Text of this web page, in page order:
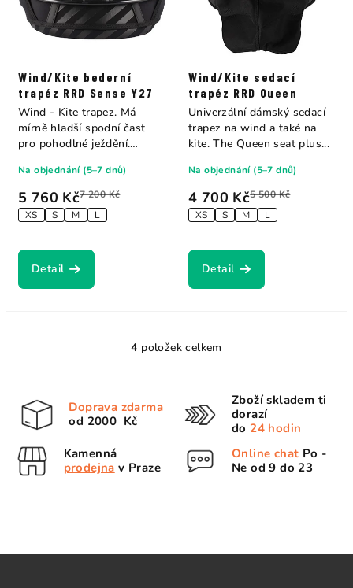
Wind/Kite bederní
trapéz RRD Sense Y27
5 760 Kč7 200 Kč
XS
S M L
Na objednání (5–7 dnů)
Detail
Wind - Kite trapez. Má
mírně hladší spodní čast
pro pohodlné ježdění.
Wind/Kite sedací
trapéz RRD Queen
4 700 Kč5 500 Kč
XS
S M L
Na objednání (5–7 dnů)
Detail
Univerzální dámský sedací
trapez na wind a také na
kite. The Queen seat plus...
O
k
4 položek celkem
Doprava zdarma
od 2000 Kč
Zboží skladem ti
dorazí
do 24 hodin
Kamenná
prodejna v Praze
Online chat Po -
Ne od 9 do 23